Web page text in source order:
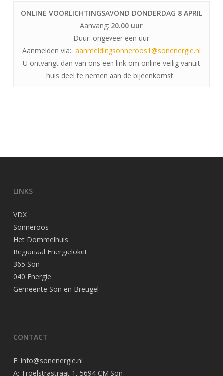
ONLINE VOORLICHTINGSAVOND DONDERDAG 8 APRIL
Aanvang: 20.00 uur
Duur: ongeveer een uur
Aanmelden via: aanmeldingsonneroos1@sonenergie.nl
U ontvangt dan van ons een link om online veilig vanuit
huis deel te nemen aan de bijeenkomst.
LINKS
VDX
Sonneroos
Het Dommelhuis
Regionaal Energieloket
365 Son
040 Energie
Gemeente Son en Breugel
CONTACT
E: info@sonenergie.nl
A: Troelstrastraat 1, 5694 CM Son